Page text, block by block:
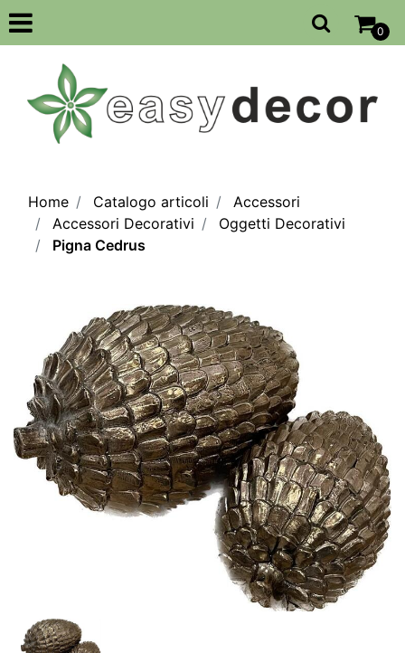
Open
0
Home Catalogo articoli
Accessori
Accessori Decorativi
Oggetti Decorativi
Pigna Cedrus